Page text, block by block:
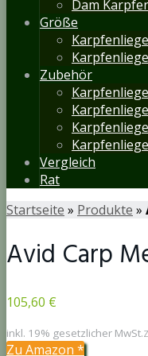
Dam
Größe
Zubehör
Vergleich
Rat
Startseite » Produkte »
Avid Carp
105,60 €
inkl. 19% gesetzlicher MwSt.
Zu Amazon *